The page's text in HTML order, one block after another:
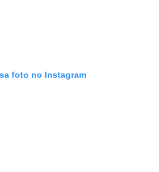
foto no Instagram